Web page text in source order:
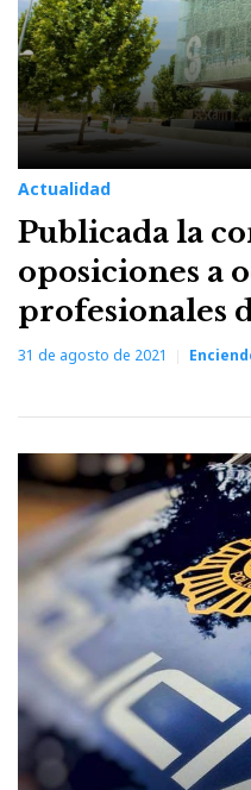
Actualidad
Publicada la
oposiciones a
profesionales
31 de agosto de 2021